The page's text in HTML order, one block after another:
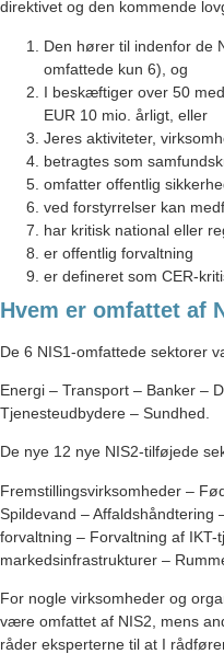
direktivet og den kommende
Den hører til indenfor de
omfattede kun 6), og
I beskæftiger over 50
EUR 10 mio. årligt, eller
Jeres aktiviteter,
betragtes som
omfatter offentlig
ved forstyrrelser kan
har kritisk national eller
er offentlig forvaltning
er defineret som CER-
Hvem er omfattet af
De 6 NIS1-omfattede sektorer
Energi – Transport – Banker –
Tjenesteudbydere – Sundhed.
De nye 12 nye NIS2-tilføjede
Fremstillingsvirksomheder –
Spildevand – Affaldshåndtering
forvaltning – Forvaltning af IKT-
markedsinfrastrukturer –
For nogle virksomheder og
være omfattet af NIS2, mens
råder eksperterne til at I